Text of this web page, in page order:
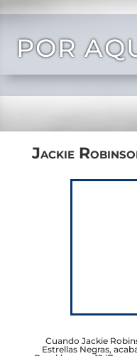
POR
Jackie
Cuando Jackie
Estrellas Negras,